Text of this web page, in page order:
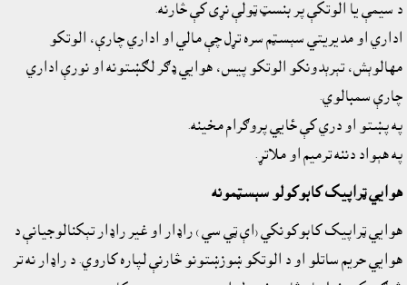
د سيمې يا الوتکې پر بنسټ ټولې نړى کې څارنه.
اداري او مديريتي سېسټم سره تړل چې مالي او اداري چارې، الوتکو
مهالوېش، تېرېدونکو الوتکو پيس، هوايي ډګر لګښتونه او نورې اداري
چارې سمبالوي.
په پښتو او دري کې ځايي پروګرام مخينه.
په هېواد دننه ترميم او ملاتړ.
هوايي ټراپيک کابوکولو سېسټمونه
هوايي ټراپيک کابوکونکي (اې ټي سي ) راډار او غير راډار تېکنالوجيانې د
هوايي حريم ساتلو او د الوتکو ښوزښتونو څارنې لپاره کاروي. د راډار نه تر